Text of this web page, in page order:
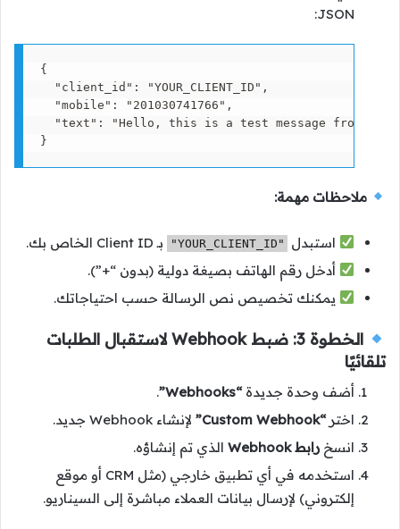
JSON:
{
  "client_id": "YOUR_CLIENT_ID",
  "mobile": "201030741766",
"text": "Hello, this is a test message from
ملاحظات مهمة:
استبدل "YOUR_CLIENT_ID"
بـ Client ID الخاص بك.
أدخل رقم الهاتف بصيغة دولية (بدون “+”).
يمكنك تخصيص نص الرسالة حسب احتياجاتك.
الخطوة 3: ضبط Webhook لاستقبال الطلبات
تلقائيًا
أضف وحدة جديدة“Webhooks”
.
اختر“Custom Webhook”
لإنشاء Webhook جديد.
انسخ رابط Webhook
الذي تم إنشاؤه.
استخدمه في أي تطبيق خارجي (مثل CRM أو موقع
إلكتروني) لإرسال بيانات العملاء مباشرة إلى السيناريو.